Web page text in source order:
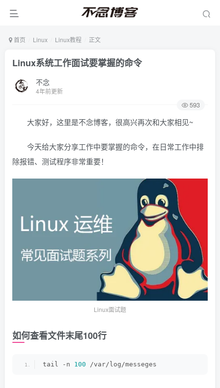
首页 Linux Linux教程 正文
Linux系统工作面试要掌握的命令
不念
4年前更新
593
大家好，这里是不念博客，很高兴再次和大家相见~
今天给大家分享工作中要掌握的命令，在日常工作中排
除报错、测试程序非常重要！
Linux面试题
如何查看文件末尾100行
tail -n 100 /var/log/messeges